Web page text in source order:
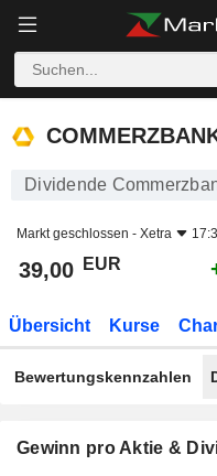
COMMERZBANK AG
Dividende
Markt geschlossen - Xetra
39,00 EUR
Übersicht Kurse
Bewertungskennzahlen
Gewinn pro Aktie &